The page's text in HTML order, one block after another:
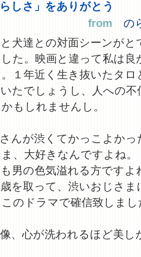
らしさ」をありがとう
from の
犬達との対面シーンがと
た。映画と違って私は良
１年近く生き抜いたタロ
たでしょうし、人への不
もしれませんし。
んが渋くてかっこよかっ
、大好きなんですよね。
男の色気溢れる方ですよ
を取って、渋いおじさま
のドラマで確信致しまし
、心が洗われるほど美し